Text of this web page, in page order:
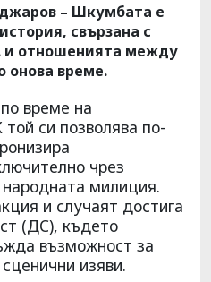
– Шкумбата е
свързана с
и отношенията между
онова време.
време на
си позволява по-
чрез
народната милиция.
и случаят достига
(ДС), където
възможност за
изяви.